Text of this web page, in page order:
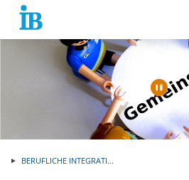
Springe zum Inhalt
BERUFLICHE INTEGRATI...